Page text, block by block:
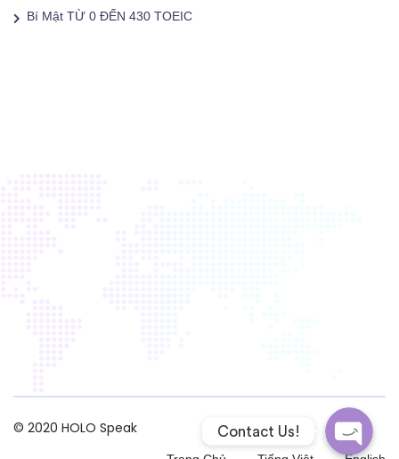
Bí Mật TỪ 0 ĐẾN 430 TOEIC
© 2020 HOLO Speak Contact Us!